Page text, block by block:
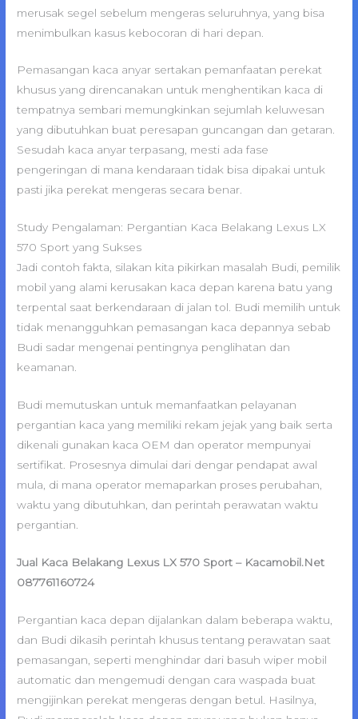
merusak segel sebelum mengeras seluruhnya, yang bisa
menimbulkan kasus kebocoran di hari depan.
Pemasangan kaca anyar sertakan pemanfaatan perekat
khusus yang direncanakan untuk menghentikan kaca di
tempatnya sembari memungkinkan sejumlah keluwesan
yang dibutuhkan buat peresapan guncangan dan getaran.
Sesudah kaca anyar terpasang, mesti ada fase
pengeringan di mana kendaraan tidak bisa dipakai untuk
pasti jika perekat mengeras secara benar.
Study Pengalaman: Pergantian Kaca Belakang Lexus LX
570 Sport yang Sukses
Jadi contoh fakta, silakan kita pikirkan masalah Budi, pemilik
mobil yang alami kerusakan kaca depan karena batu yang
terpental saat berkendaraan di jalan tol. Budi memilih untuk
tidak menangguhkan pemasangan kaca depannya sebab
Budi sadar mengenai pentingnya penglihatan dan
keamanan.
Budi memutuskan untuk memanfaatkan pelayanan
pergantian kaca yang memiliki rekam jejak yang baik serta
dikenali gunakan kaca OEM dan operator mempunyai
sertifikat. Prosesnya dimulai dari dengar pendapat awal
mula, di mana operator memaparkan proses perubahan,
waktu yang dibutuhkan, dan perintah perawatan waktu
pergantian.
Jual Kaca Belakang Lexus LX 570 Sport – Kacamobil.Net
087761160724
Pergantian kaca depan dijalankan dalam beberapa waktu,
dan Budi dikasih perintah khusus tentang perawatan saat
pemasangan, seperti menghindar dari basuh wiper mobil
automatic dan mengemudi dengan cara waspada buat
mengijinkan perekat mengeras dengan betul. Hasilnya,